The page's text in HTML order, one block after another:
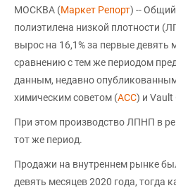
МОСКВА (Маркет Репорт) --
полиэтилена низкой плотности
вырос на 16,1% за первые девять
сравнению с тем же периодом
данным, недавно
химическим советом (ACC) и Vault
При этом производство ЛПНП в
тот же период.
Продажи на внутреннем рынке
девять месяцев 2020 года, тогда